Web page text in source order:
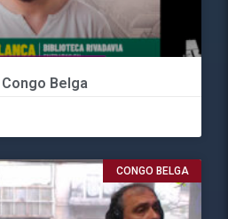
Belga
CONGO BELGA